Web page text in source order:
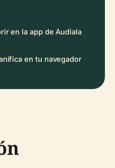
en la app de Audiala
en tu navegador